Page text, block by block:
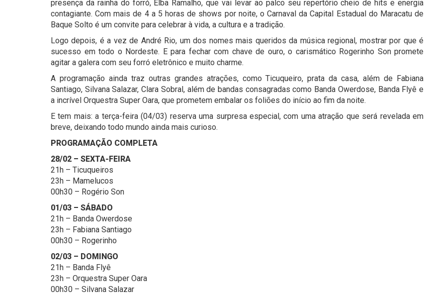
presença da rainha do forró, Elba Ramalho, que vai levar ao palco seu repertório cheio de hits e energia
contagiante. Com mais de 4 a 5 horas de shows por noite, o Carnaval da Capital Estadual do Maracatu de
Baque Solto é um convite para celebrar à vida, a cultura e a tradição.
Logo depois, é a vez de André Rio, um dos nomes mais queridos da música regional, mostrar por que é
sucesso em todo o Nordeste. E para fechar com chave de ouro, o carismático Rogerinho Son promete
agitar a galera com seu forró eletrônico e muito charme.
A programação ainda traz outras grandes atrações, como Ticuqueiro, prata da casa, além de Fabiana
Santiago, Silvana Salazar, Clara Sobral, além de bandas consagradas como Banda Owerdose, Banda Flyê e
a incrível Orquestra Super Oara, que prometem embalar os foliões do início ao fim da noite.
E tem mais: a terça-feira (04/03) reserva uma surpresa especial, com uma atração que será revelada em
breve, deixando todo mundo ainda mais curioso.
PROGRAMAÇÃO COMPLETA
28/02 – SEXTA-FEIRA
21h – Ticuqueiros
23h – Mamelucos
00h30 – Rogério Son
01/03 – SÁBADO
21h – Banda Owerdose
23h – Fabiana Santiago
00h30 – Rogerinho
02/03 – DOMINGO
21h – Banda Flyê
23h – Orquestra Super Oara
00h30 – Silvana Salazar